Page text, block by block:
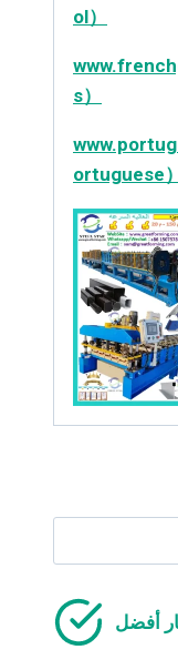
ol）
s）
ortuguese）
أفضل